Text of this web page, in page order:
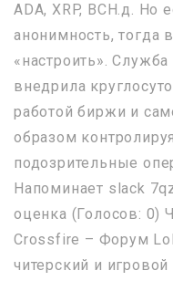
ADA, XRP, BCH.д. Но
анонимность, тогда
«настроить».
внедрила
работой биржи и
образом
подозрительные
Напоминает slack
оценка (Голосов: 0)
Crossfire – Форум
читерский и